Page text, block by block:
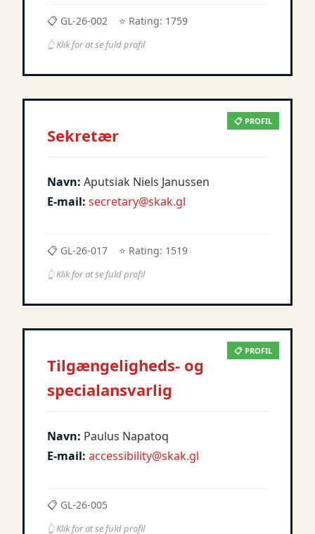
📋 GL-26-002 ⭐ Rating: 1759
👆 Klik for at se fuld profil
📋 PROFIL
Sekretær
Navn: Aputsiak Niels Janussen
E-mail: secretary@skak.gl
📋 GL-26-017 ⭐ Rating: 1519
👆 Klik for at se fuld profil
📋 PROFIL
Tilgængeligheds- og
specialansvarlig
Navn: Paulus Napatoq
E-mail: accessibility@skak.gl
📋 GL-26-005
👆 Klik for at se fuld profil